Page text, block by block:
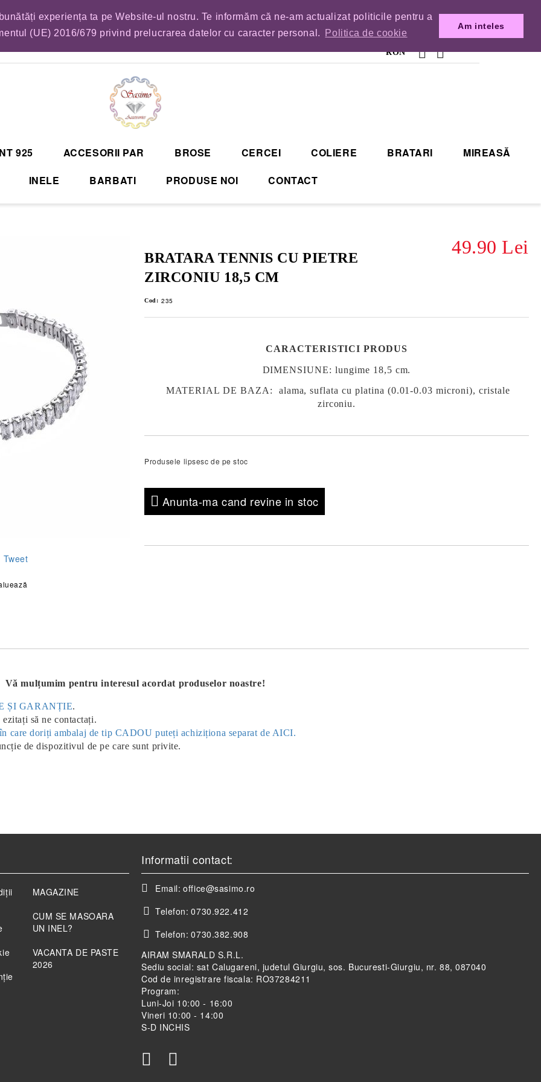
experiența ta pe Website-ul nostru. Te informăm că ne-am actualizat politicile pentru a
(UE) 2016/679 privind prelucrarea datelor cu caracter personal.
Politica de cookie
Am inteles
LISTA DE COMENZI PENTRU SFANTA MARIA. VA RUGAM SA VA PLASATI COMENZILE DIN TIMP.
RON
925 ACCESORII PAR BROSE CERCEI COLIERE BRATARI
MIREASĂ
INELE BARBATI PRODUSE NOI CONTACT
BRATARA TENNIS CU PIETRE
ZIRCONIU 18,5 CM
49.90 Lei
Cod: 235
CARACTERISTICI PRODUS
DIMENSIUNE: lungime 18,5 cm.
MATERIAL DE BAZA:
alama, suflata cu platina (0.01-0.03 microni), cristale
zirconiu.
Produsele lipsesc de pe stoc
Anunta-ma cand revine in stoc
Tweet
Vă mulțumim pentru interesul acordat produselor noastre!
ȘI GARANȚIE.
să ne contactați.
care doriți ambalaj de tip CADOU puteți achiziționa separat de AICI.
de dispozitivul de pe care sunt privite.
MAGAZINE
CUM SE MASOARA
UN INEL?
VACANTA DE PASTE
2026
Informatii contact:
Email: office@sasimo.ro
Telefon: 0730.922.412
Telefon: 0730.382.908
AIRAM SMARALD S.R.L.
Sediu social: sat Calugareni, judetul Giurgiu, sos. Bucuresti-Giurgiu, nr. 88, 087040
Cod de inregistrare fiscala: RO37284211
Program:
Luni-Joi 10:00 - 16:00
Vineri 10:00 - 14:00
S-D INCHIS